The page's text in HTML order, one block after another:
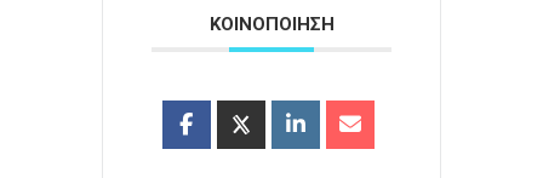
ΚΟΙΝΟΠΟΙΗΣΗ